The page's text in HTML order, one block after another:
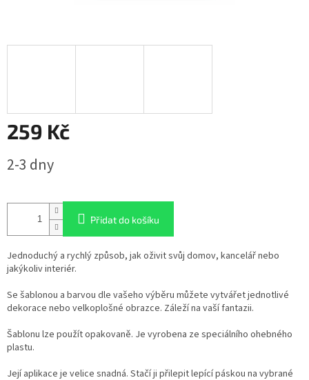
259 Kč
cena:
2-3 dny
Přidat do košíku
Jednoduchý a rychlý způsob, jak oživit svůj domov, kancelář nebo
jakýkoliv interiér.
Se šablonou a barvou dle vašeho výběru můžete vytvářet jednotlivé
dekorace nebo velkoplošné obrazce. Záleží na vaší fantazii.
Šablonu lze použít opakovaně. Je vyrobena ze speciálního ohebného
plastu.
Její aplikace je velice snadná. Stačí ji přilepit lepící páskou na vybrané